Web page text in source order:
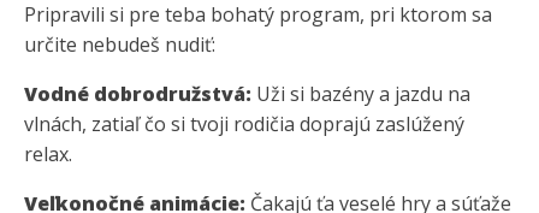
Pripravili si pre teba bohatý program, pri ktorom sa
určite nebudeš nudiť:
Vodné dobrodružstvá: Uži si bazény a jazdu na
vlnách, zatiaľ čo si tvoji rodičia doprajú zaslúžený
relax.
Veľkonočné animácie: Čakajú ťa veselé hry a súťaže